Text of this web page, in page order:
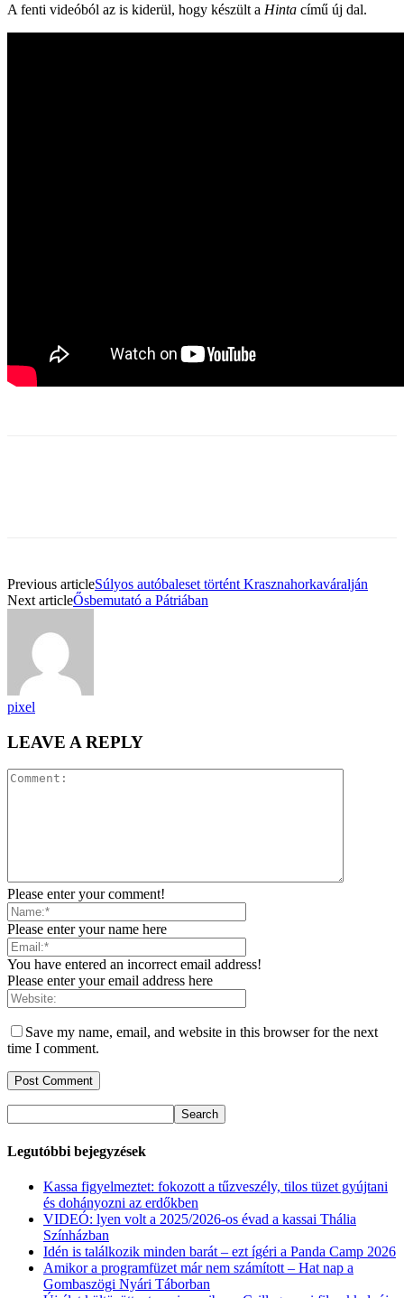
A fenti videóból az is kiderül, hogy készült a Hinta című új dal.
Previous articleSúlyos autóbaleset történt Krasznahorkaváralján
Next articleŐsbemutató a Pátriában
pixel
LEAVE A REPLY
Please enter your comment!
Please enter your name here
You have entered an incorrect email address!
Please enter your email address here
Save my name, email, and website in this browser for the next
time I comment.
Legutóbbi bejegyzések
Kassa figyelmeztet: fokozott a tűzveszély, tilos tüzet gyújtani
és dohányozni az erdőkben
VIDEÓ: lyen volt a 2025/2026-os évad a kassai Thália
Színházban
Idén is találkozik minden barát – ezt ígéri a Panda Camp 2026
Amikor a programfüzet már nem számított – Hat nap a
Gombaszögi Nyári Táborban